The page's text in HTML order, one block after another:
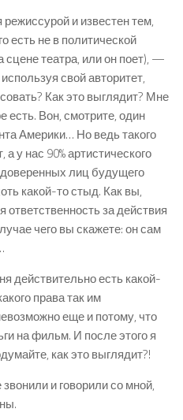
и известен тем,
есть не в политической
сцене театра, или он поет), —
свой авторитет,
Как это выглядит? Мне
есть. Вон, смотрите, один
Америки… Но ведь такого
у нас 90% артистического
лиц будущего
какой-то стыд. Как вы,
ответственность за действия
чего вы скажете: он сам
действительно есть какой-
права так им
еще и потому, что
на фильм. И после этого я
как это выглядит?!
и говорили со мной,